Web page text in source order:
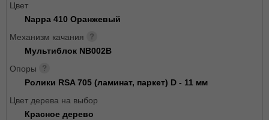
Цвет
Nappa 410 Оранжевый
Механизм качания
Мультиблок NB002B
Опоры
Ролики RSA 705 (ламинат, паркет) D - 11 мм
Цвет дерева на выбор
Красное дерево